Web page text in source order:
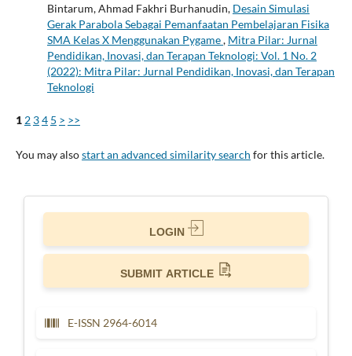
Bintarum, Ahmad Fakhri Burhanudin, Desain Simulasi
Gerak Parabola Sebagai Pemanfaatan Pembelajaran Fisika
SMA Kelas X Menggunakan Pygame, Mitra Pilar: Jurnal
Pendidikan, Inovasi, dan Terapan Teknologi: Vol. 1 No. 2
(2022): Mitra Pilar: Jurnal Pendidikan, Inovasi, dan Terapan
Teknologi
1 2 34 5 > >>
You may alsostart an advanced similarity search for this article.
LOGIN
SUBMIT ARTICLE
E-ISSN 2964-6014